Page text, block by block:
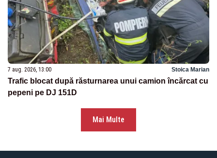
7 aug. 2026, 13:00 Stoica Marian
Trafic blocat după răsturnarea unui camion încărcat cu
pepeni pe DJ 151D
Mai Multe